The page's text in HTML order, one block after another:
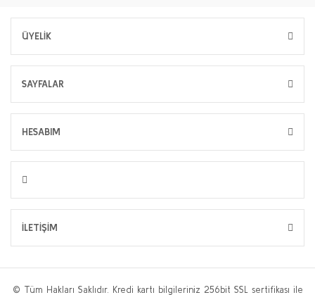
ÜYELİK
SAYFALAR
HESABIM
İLETİŞİM
© Tüm Hakları Saklıdır. Kredi kartı bilgileriniz 256bit SSL sertifikası ile